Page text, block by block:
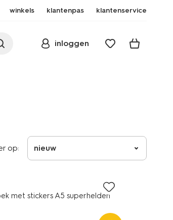
winkels klantenpas klantenservice
inloggen
op: nieuw
met stickers A5 superhelden